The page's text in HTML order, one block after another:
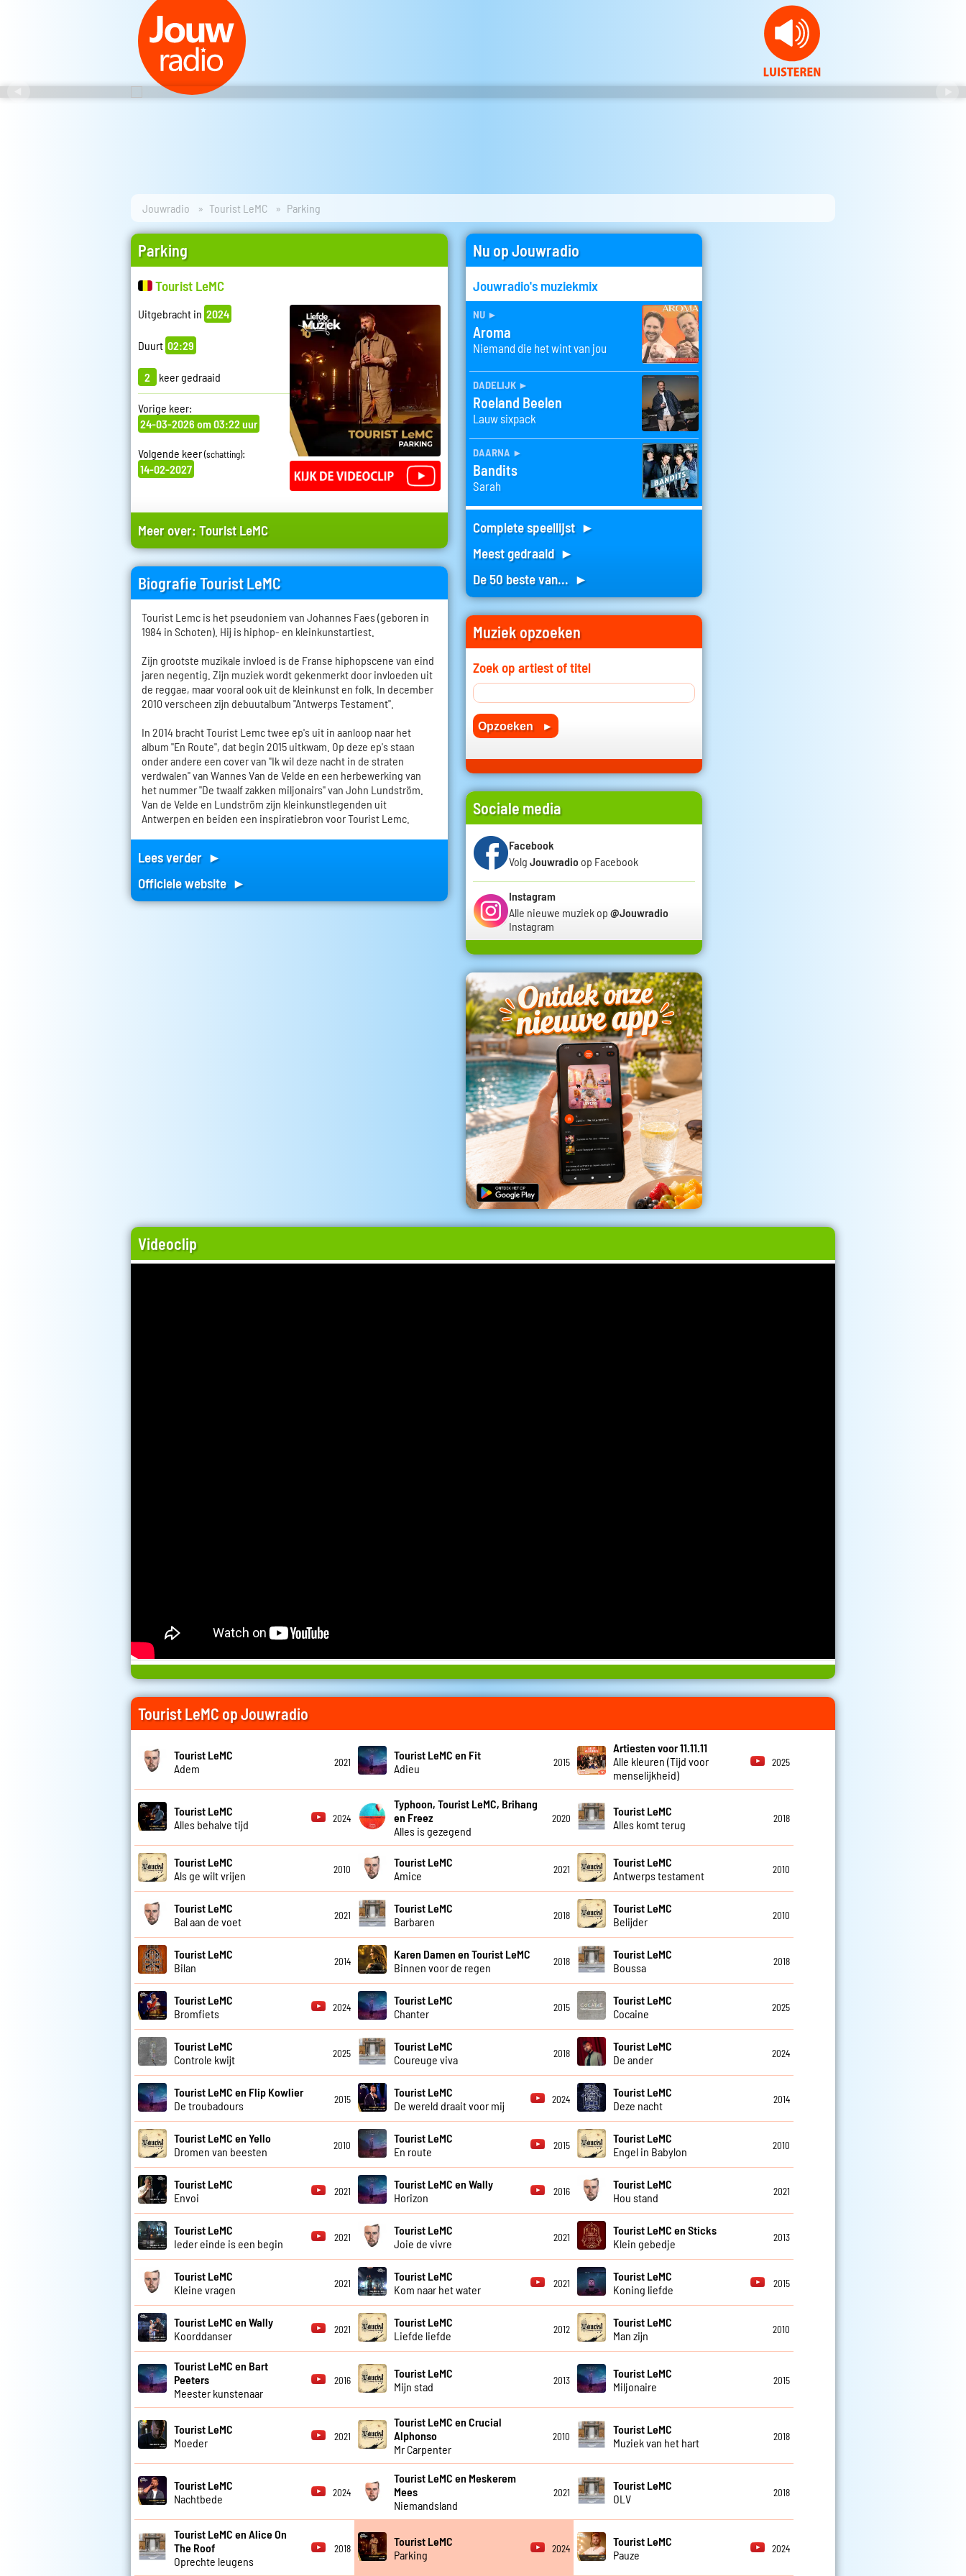
Jouwradio Tourist LeMC Parking
Parking
Tourist LeMC
Uitgebracht in 2024
Duurt 02:29
2 keer gedraaid
Vorige keer:
24-03-2026 om 03:22 uur
Volgende keer(schatting):
14-02-2027
Meer over:Tourist LeMC
Biografie Tourist LeMC
Tourist Lemc is het pseudoniem van Johannes Faes (geboren in
1984 in Schoten). Hij is hiphop- en kleinkunstartiest.
Zijn grootste muzikale invloed is de Franse hiphopscene van eind
jaren negentig. Zijn muziek wordt gekenmerkt door invloeden uit
de reggae, maar vooral ook uit de kleinkunst en folk. In december
2010 verscheen zijn debuutalbum "Antwerps Testament".
In 2014 bracht Tourist Lemc twee ep's uit in aanloop naar het
album "En Route", dat begin 2015 uitkwam. Op deze ep's staan
onder andere een cover van "Ik wil deze nacht in de straten
verdwalen" van Wannes Van de Velde en een herbewerking van
het nummer "De twaalf zakken miljonairs" van John Lundström.
Van de Velde en Lundström zijn kleinkunstlegenden uit
Antwerpen en beiden een inspiratiebron voor Tourist Lemc.
Lees verder ►
Officiele website ►
Nu op Jouwradio
Jouwradio's muziekmix
nu ►
Aroma
Niemand die het wint van jou
dadelijk ►
Roeland Beelen
Lauw sixpack
daarna ►
Bandits
Sarah
Complete speellijst ►
Meest gedraaid ►
De 50 beste van... ►
Muziek opzoeken
Zoek op artiest of titel
Sociale media
Facebook
Volg Jouwradio op Facebook
Instagram
Alle nieuwe muziek op @Jouwradio
Instagram
Videoclip
Tourist LeMC op Jouwradio
Tourist LeMC
Adem
2021
Tourist LeMC en Fit
Adieu
2015
Artiesten voor 11.11.11
Alle kleuren (Tijd voor
menselijkheid)
2025
Tourist LeMC
Alles behalve tijd
2024
Typhoon, Tourist LeMC, Brihang
en Freez
Alles is gezegend
2020
Tourist LeMC
Alles komt terug
2018
Tourist LeMC
Als ge wilt vrijen
2010
Tourist LeMC
Amice
2021
Tourist LeMC
Antwerps testament
2010
Tourist LeMC
Bal aan de voet
2021
Tourist LeMC
Barbaren
2018
Tourist LeMC
Belijder
2010
Tourist LeMC
Bilan
2014
Karen Damen en Tourist LeMC
Binnen voor de regen
2018
Tourist LeMC
Boussa
2018
Tourist LeMC
Bromfiets
2024
Tourist LeMC
Chanter
2015
Tourist LeMC
Cocaine
2025
Tourist LeMC
Controle kwijt
2025
Tourist LeMC
Coureuge viva
2018
Tourist LeMC
De ander
2024
Tourist LeMC en Flip Kowlier
De troubadours
2015
Tourist LeMC
De wereld draait voor mij
2024
Tourist LeMC
Deze nacht
2014
Tourist LeMC en Yello
Dromen van beesten
2010
Tourist LeMC
En route
2015
Tourist LeMC
Engel in Babylon
2010
Tourist LeMC
Envoi
2021
Tourist LeMC en Wally
Horizon
2016
Tourist LeMC
Hou stand
2021
Tourist LeMC
Ieder einde is een begin
2021
Tourist LeMC
Joie de vivre
2021
Tourist LeMC en Sticks
Klein gebedje
2013
Tourist LeMC
Kleine vragen
2021
Tourist LeMC
Kom naar het water
2021
Tourist LeMC
Koning liefde
2015
Tourist LeMC en Wally
Koorddanser
2021
Tourist LeMC
Liefde liefde
2012
Tourist LeMC
Man zijn
2010
Tourist LeMC en Bart
Peeters
Meester kunstenaar
2016
Tourist LeMC
Mijn stad
2013
Tourist LeMC
Miljonaire
2015
Tourist LeMC
Moeder
2021
Tourist LeMC en Crucial
Alphonso
Mr Carpenter
2010
Tourist LeMC
Muziek van het hart
2018
Tourist LeMC
Nachtbede
2024
Tourist LeMC en Meskerem
Mees
Niemandsland
2021
Tourist LeMC
OLV
2018
Tourist LeMC en Alice On
The Roof
Oprechte leugens
2018
Tourist LeMC
Parking
2024
Tourist LeMC
Pauze
2024